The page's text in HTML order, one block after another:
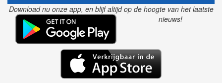
Download nu onze app, en blijf altijd op de hoogte van het laatste
nieuws!